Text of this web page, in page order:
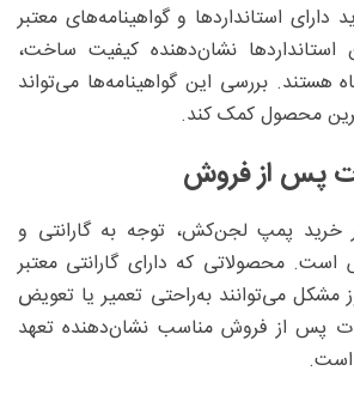
استانداردها و گواهینامه‌های معتبر
استانداردها نشان‌دهنده کیفیت ساخت،
هستند. بررسی این گواهینامه‌ها می‌تواند
محصول کمک کند.
پس از فروش
خرید پمپ لجن‌کش، توجه به گارانتی و
محصولاتی که دارای گارانتی معتبر
مشکل می‌توانند به‌راحتی تعمیر یا تعویض
پس از فروش مناسب نشان‌دهنده تعهد
است.